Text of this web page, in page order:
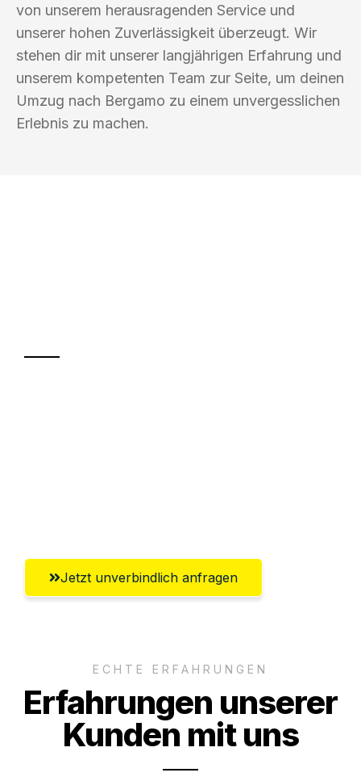
von unserem herausragenden Service und
unserer hohen Zuverlässigkeit überzeugt. Wir
stehen dir mit unserer langjährigen Erfahrung und
unserem kompetenten Team zur Seite, um deinen
Umzug nach Bergamo zu einem unvergesslichen
Erlebnis zu machen.
Jetzt unverbindlich anfragen
ECHTE ERFAHRUNGEN
Erfahrungen unserer
Kunden mit uns